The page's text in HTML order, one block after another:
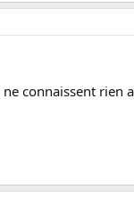
connaissent